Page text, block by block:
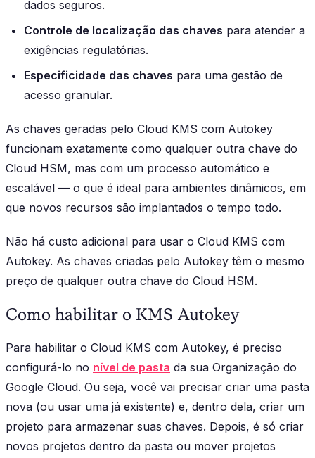
dados seguros.
Controle de localização das chaves para atender a
exigências regulatórias.
Especificidade das chaves para uma gestão de
acesso granular.
As chaves geradas pelo Cloud KMS com Autokey
funcionam exatamente como qualquer outra chave do
Cloud HSM, mas com um processo automático e
escalável — o que é ideal para ambientes dinâmicos, em
que novos recursos são implantados o tempo todo.
Não há custo adicional para usar o Cloud KMS com
Autokey. As chaves criadas pelo Autokey têm o mesmo
preço de qualquer outra chave do Cloud HSM.
Como habilitar o KMS Autokey
Para habilitar o Cloud KMS com Autokey, é preciso
configurá-lo no nível de pasta da sua Organização do
Google Cloud. Ou seja, você vai precisar criar uma pasta
nova (ou usar uma já existente) e, dentro dela, criar um
projeto para armazenar suas chaves. Depois, é só criar
novos projetos dentro da pasta ou mover projetos